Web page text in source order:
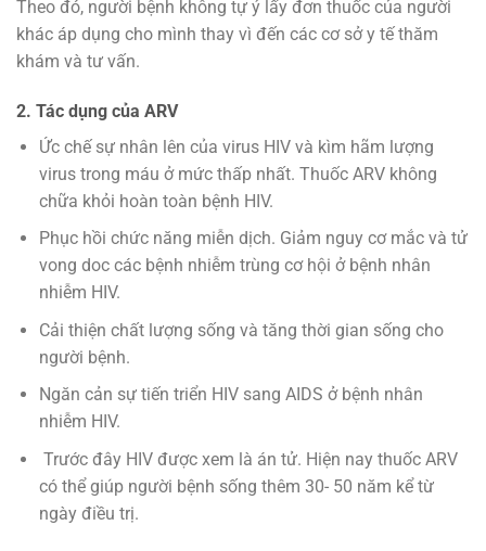
Theo đó, người bệnh không tự ý lấy đơn thuốc của người
khác áp dụng cho mình thay vì đến các cơ sở y tế thăm
khám và tư vấn.
2. Tác dụng của ARV
Ức chế sự nhân lên của virus HIV và kìm hãm lượng
virus trong máu ở mức thấp nhất. Thuốc ARV không
chữa khỏi hoàn toàn bệnh HIV.
Phục hồi chức năng miễn dịch. Giảm nguy cơ mắc và tử
vong doc các bệnh nhiễm trùng cơ hội ở bệnh nhân
nhiễm HIV.
Cải thiện chất lượng sống và tăng thời gian sống cho
người bệnh.
Ngăn cản sự tiến triển HIV sang AIDS ở bệnh nhân
nhiễm HIV.
Trước đây HIV được xem là án tử. Hiện nay thuốc ARV
có thể giúp người bệnh sống thêm 30- 50 năm kể từ
ngày điều trị.